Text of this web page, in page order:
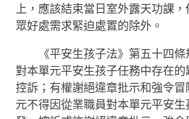
上，應該結束當日室外露天功課
眾好處需求緊迫處置的除外。
《平安生孩子法》第五十四
對本單元平安生孩子任務中存在的
控訴；有權謝絕違章批示和強令
元不得因從業職員對本單元平安